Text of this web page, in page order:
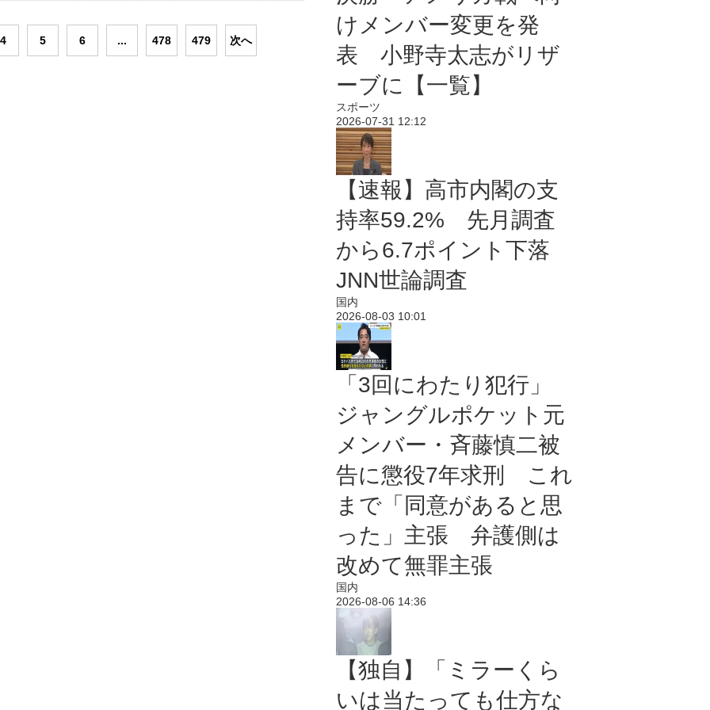
4 5 6 ... 478 479 次へ
けメンバー変更を発
表 小野寺太志がリザ
ーブに【一覧】
スポーツ
2026-07-31 12:12
【速報】高市内閣の支
持率59.2% 先月調査
から6.7ポイント下落
JNN世論調査
国内
2026-08-03 10:01
「3回にわたり犯行」
ジャングルポケット元
メンバー・斉藤慎二被
告に懲役7年求刑 これ
まで「同意があると思
った」主張 弁護側は
改めて無罪主張
国内
2026-08-06 14:36
【独自】「ミラーくら
いは当たっても仕方な